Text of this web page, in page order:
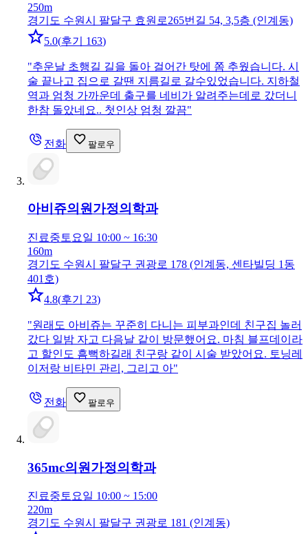
250m
경기도 수원시 팔달구 효원로265번길 54, 3,5층 (인계동)
5.0(후기 163)
"추운날 초행길 길을 돌아 걸어간 탓에 쫌 추웠습니다. 시
술 끝나고 집으로 갈땐 지름길로 갈수있었습니다. 지하철
역과 엄청 가까운데 출구를 네비가 알려주는데로 갔더니
한참 돌았네요.. 첫인상 엄청 깔끔"
전화 팔로우
아비쥬의원가정의학과
진료중 토요일 10:00 ~ 16:30
160m
경기도 수원시 팔달구 권광로 178 (인계동, 센타빌딩 1동
401호)
4.8(후기 23)
"원래도 아비쥬는 꾸준히 다니는 피부과인데 친구집 놀러
갔다 일밤 자고 다음날 같이 방문했어요. 마침 블프데이라
고 할인도 흠뻑하길래 친구랑 같이 시술 받았어요. 토닝레
이저랑 비타민 관리, 그리고 아"
전화 팔로우
365mc의원 가정의학과
진료중토요일 10:00 ~ 15:00
220m
경기도 수원시 팔달구 권광로 181 (인계동)